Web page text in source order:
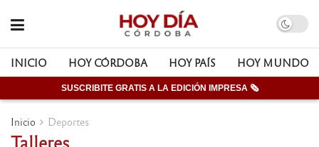
INICIO HOY CÓRDOBA HOY PAÍS HOY MUNDO
SUSCRIBITE GRATIS A LA EDICIÓN IMPRESA 🗞
Inicio Deportes
Talleres